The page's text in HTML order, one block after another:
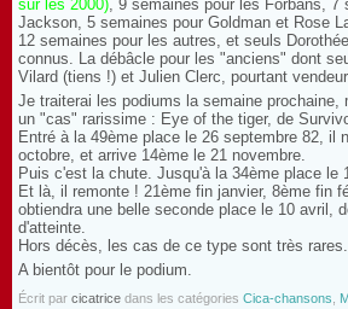
sur les 2000), 9 semaines pour les Forbans, 7
Jackson, 5 semaines pour Goldman et Rose
12 semaines pour les autres, et seuls
connus. La débâcle pour les "anciens" dont
Vilard (tiens !) et Julien Clerc, pourtant
Je traiterai les podiums la semaine prochaine,
un "cas" rarissime : Eye of the tiger, de
Entré à la 49ème place le 26 septembre 82, il
octobre, et arrive 14ème le 21 novembre.
Puis c'est la chute. Jusqu'à la 34ème place le
Et là, il remonte ! 21ème fin janvier, 8ème fin
obtiendra une belle seconde place le 10 avril,
d'atteinte.
Hors décès, les cas de ce type sont très rares.
A bientôt pour le podium.
Écrit par cicatrice dans les catégories Cica-chansons